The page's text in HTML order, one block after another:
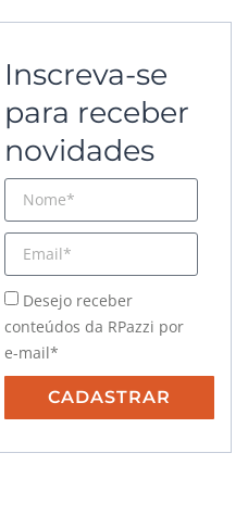
Inscreva-se
para receber
novidades
Desejo receber
conteúdos da RPazzi por
e-mail*
CADASTRAR